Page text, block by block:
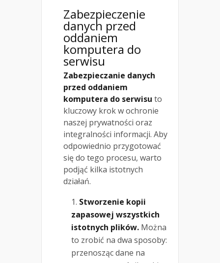
Zabezpieczenie
danych przed
oddaniem
komputera do
serwisu
Zabezpieczanie danych
przed oddaniem
komputera do serwisu to
kluczowy krok w ochronie
naszej prywatności oraz
integralności informacji. Aby
odpowiednio przygotować
się do tego procesu, warto
podjąć kilka istotnych
działań.
Stworzenie kopii
zapasowej wszystkich
istotnych plików. Można
to zrobić na dwa sposoby:
przenosząc dane na